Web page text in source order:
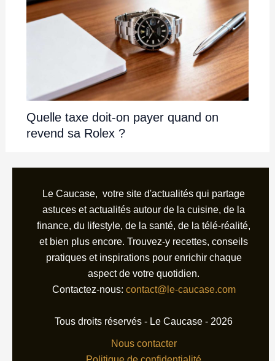
Quelle taxe doit-on payer quand on
revend sa Rolex ?
Le Caucase, votre site d'actualités qui partage
astuces et actualités autour de la cuisine, de la
finance, du lifestyle, de la santé, de la télé-réalité,
et bien plus encore. Trouvez-y recettes, conseils
pratiques et inspirations pour enrichir chaque
aspect de votre quotidien.
Contactez-nous: contact@le-caucase.com
Tous droits réservés - Le Caucase - 2026
Nous contacter